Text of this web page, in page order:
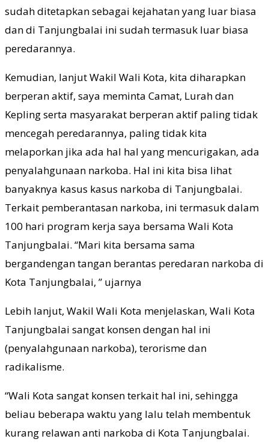
sudah ditetapkan sebagai kejahatan yang luar biasa
dan di Tanjungbalai ini sudah termasuk luar biasa
peredarannya.
Kemudian, lanjut Wakil Wali Kota, kita diharapkan
berperan aktif, saya meminta Camat, Lurah dan
Kepling serta masyarakat berperan aktif paling tidak
mencegah peredarannya, paling tidak kita
melaporkan jika ada hal hal yang mencurigakan, ada
penyalahgunaan narkoba. Hal ini kita bisa lihat
banyaknya kasus kasus narkoba di Tanjungbalai.
Terkait pemberantasan narkoba, ini termasuk dalam
100 hari program kerja saya bersama Wali Kota
Tanjungbalai. “Mari kita bersama sama
bergandengan tangan berantas peredaran narkoba di
Kota Tanjungbalai, ” ujarnya
Lebih lanjut, Wakil Wali Kota menjelaskan, Wali Kota
Tanjungbalai sangat konsen dengan hal ini
(penyalahgunaan narkoba), terorisme dan
radikalisme.
“Wali Kota sangat konsen terkait hal ini, sehingga
beliau beberapa waktu yang lalu telah membentuk
kurang relawan anti narkoba di Kota Tanjungbalai.